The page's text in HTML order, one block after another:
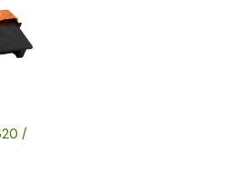
/